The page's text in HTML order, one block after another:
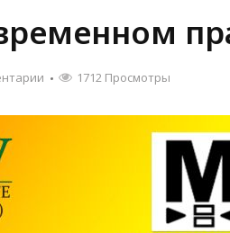
1712 Просмотры